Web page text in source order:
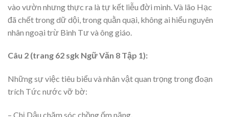
vào vườn nhưng thực ra là tự kết liễu đời mình. Và lão Hạc
đã chết trong dữ dội, trong quằn quại, không ai hiểu nguyên
nhân ngoại trừ Binh Tư và ông giáo.
Câu 2 (trang 62 sgk Ngữ Văn 8 Tập 1):
Những sự việc tiêu biểu và nhân vật quan trọng trong đoạn
trích Tức nước vỡ bờ:
– Chị Dậu chăm sóc chồng ốm nặng.